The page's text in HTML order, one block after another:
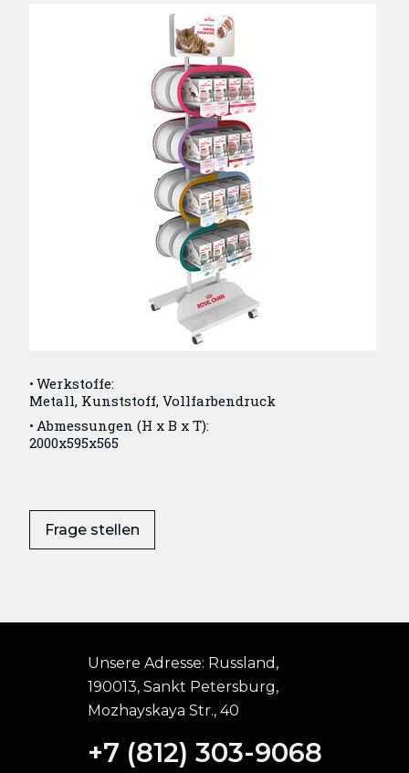
Werkstoffe:
Metall, Kunststoff, Vollfarbendruck
Abmessungen (H x B x T):
2000x595x565
Frage stellen
Unsere Adresse: Russland,
190013, Sankt Petersburg,
Mozhayskaya Str., 40
+7 (812) 303-9068